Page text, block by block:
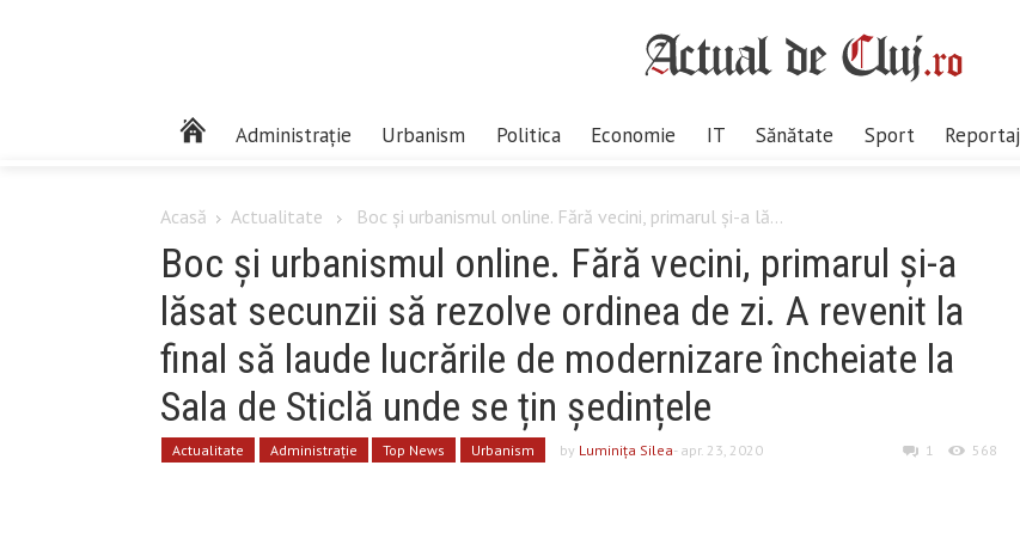
Administrație Urbanism Politica Economie IT Sănătate Sport Reportaj
Acasă Actualitate Boc și urbanismul online. Fără vecini, primarul și-a lă...
Boc și urbanismul online. Fără vecini, primarul și-a
lăsat secunzii să rezolve ordinea de zi. A revenit la
final să laude lucrările de modernizare încheiate la
Sala de Sticlă unde se țin ședințele
Actualitate Administrație Top News Urbanism by Luminiţa Silea- apr. 23, 2020 1 568